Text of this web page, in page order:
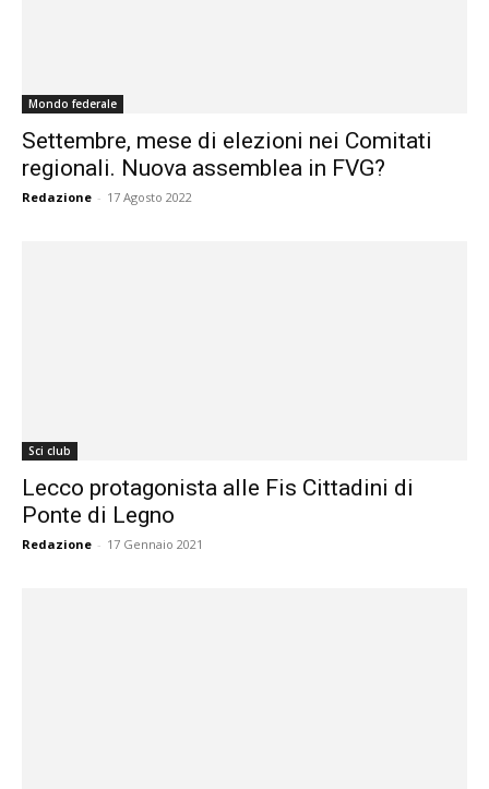
Mondo federale
Settembre, mese di elezioni nei Comitati
regionali. Nuova assemblea in FVG?
Redazione - 17 Agosto 2022
Sci club
Lecco protagonista alle Fis Cittadini di
Ponte di Legno
Redazione - 17 Gennaio 2021